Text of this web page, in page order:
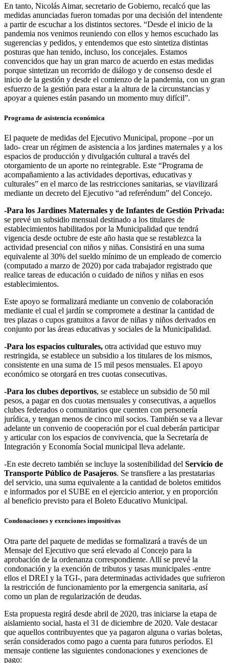
En tanto, Nicolás Aimar, secretario de Gobierno, recalcó que las
medidas anunciadas fueron tomadas por una decisión del intendente
a partir de escuchar a los distintos sectores. “Desde el inicio de la
pandemia nos venimos reuniendo con ellos y hemos escuchado las
sugerencias y pedidos, y entendemos que esto sintetiza distintas
posturas que han tenido, incluso, los concejales. Estamos
convencidos que hay un gran marco de acuerdo en estas medidas
porque sintetizan un recorrido de diálogo y de consenso desde el
inicio de la gestión y desde el comienzo de la pandemia, con un gran
esfuerzo de la gestión para estar a la altura de la circunstancias y
apoyar a quienes están pasando un momento muy difícil”.
Programa de asistencia económica
El paquete de medidas del Ejecutivo Municipal, propone –por un
lado- crear un régimen de asistencia a los jardines maternales y a los
espacios de producción y divulgación cultural a través del
otorgamiento de un aporte no reintegrable. Este “Programa de
acompañamiento a las actividades deportivas, educativas y
culturales” en el marco de las restricciones sanitarias, se viavilizará
mediante un decreto del Ejecutivo “ad referéndum” del Concejo.
-Para los Jardines Maternales y de Infantes de Gestión Privada:
se prevé un subsidio mensual destinado a los titulares de
establecimientos habilitados por la Municipalidad que tendrá
vigencia desde octubre de este año hasta que se restablezca la
actividad presencial con niños y niñas. Consistirá en una suma
equivalente al 30% del sueldo mínimo de un empleado de comercio
(computado a marzo de 2020) por cada trabajador registrado que
realice tareas de educación o cuidado de niños y niñas en esos
establecimientos.
Este apoyo se formalizará mediante un convenio de colaboración
mediante el cual el jardín se compromete a destinar la cantidad de
tres plazas o cupos gratuitos a favor de niñas y niños derivados en
conjunto por las áreas educativas y sociales de la Municipalidad.
-Para los espacios culturales, otra actividad que estuvo muy
restringida, se establece un subsidio a los titulares de los mismos,
consistente en una suma de 15 mil pesos mensuales. El apoyo
económico se otorgará en tres cuotas consecutivas.
-Para los clubes deportivos, se establece un subsidio de 50 mil
pesos, a pagar en dos cuotas mensuales y consecutivas, a aquellos
clubes federados o comunitarios que cuenten con personería
jurídica, y tengan menos de cinco mil socios. También se va a llevar
adelante un convenio de cooperación por el cual deberán participar
y articular con los espacios de convivencia, que la Secretaría de
Integración y Economía Social municipal lleva adelante.
-En este decreto también se incluye la sostenibilidad del Servicio de
Transporte Público de Pasajeros. Se transfiere a las prestatarias
del servicio, una suma equivalente a la cantidad de boletos emitidos
e informados por el SUBE en el ejercicio anterior, y en proporción
al beneficio previsto para el Boleto Educativo Municipal.
Condonaciones y exenciones impositivas
Otra parte del paquete de medidas se formalizará a través de un
Mensaje del Ejecutivo que será elevado al Concejo para la
aprobación de la ordenanza correspondiente. Allí se prevé la
condonación y la exención de tributos y tasas municipales -entre
ellos el DREI y la TGI-, para determinadas actividades que sufrieron
la restricción de funcionamiento por la emergencia sanitaria, así
como un plan de regularización de deudas.
Esta propuesta regirá desde abril de 2020, tras iniciarse la etapa de
aislamiento social, hasta el 31 de diciembre de 2020. Vale destacar
que aquellos contribuyentes que ya pagaron alguna o varias boletas,
serán considerados como pago a cuenta para futuros períodos. El
mensaje contiene las siguientes condonaciones y exenciones de
pago: